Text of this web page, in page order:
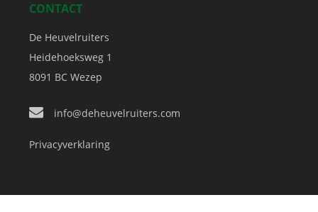
CONTACT
De Heuvelruiters
Heidehoeksweg 1
8091 BC Wezep
info@deheuvelruiters.com
Privacyverklaring